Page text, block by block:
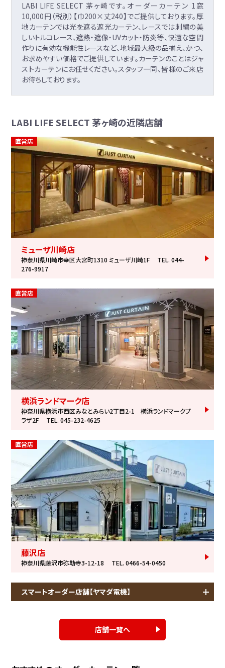
LABI LIFE SELECT 茅ヶ崎です。オーダーカーテン 1窓
10,000円（税別）【巾200×丈240】でご提供しております。厚
地カーテンでは光を遮る遮光カーテン、レースでは刺繍の美
しいトルコレース、遮熱・遮像・UVカット・防炎等、快適な空間
作りに有効な機能性レースなど、地域最大級の品揃え、かつ、
お求めやすい価格でご提供しています。カーテンのことはジャ
ストカーテンにお任せください。スタッフ一同、皆様のご来店
お待ちしております。
LABI LIFE SELECT 茅ヶ崎の近隣店舗
直営店
ミューザ川崎店
神奈川県川崎市幸区大宮町1310 ミューザ川崎1F
TEL. 044-
276-9917
直営店
横浜ランドマーク店
神奈川県横浜市西区みなとみらい2丁目2-1 横浜ランドマークプ
ラザ2F
TEL. 045-232-4625
直営店
藤沢店
神奈川県藤沢市弥勒寺3-12-18 TEL. 0466-54-0450
スマートオーダー店舗【ヤマダ電機】
店舗一覧へ